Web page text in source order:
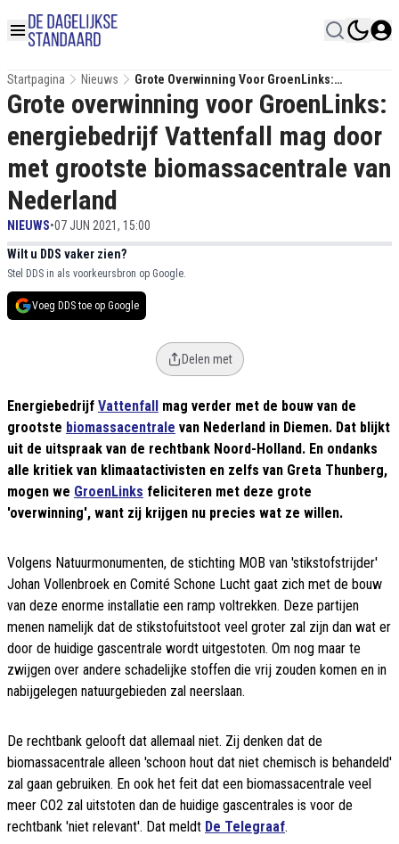
Startpagina Nieuws
Grote Overwinning Voor GroenLinks:
Energiebedrijf Vattenfall Mag Door Met
Grootste Biomassacentrale Van Nederland
Grote overwinning voor GroenLinks:
energiebedrijf Vattenfall mag door
met grootste biomassacentrale van
Nederland
NIEUWS•07 JUN 2021, 15:00
Wilt u DDS vaker zien?
Stel DDS in als voorkeursbron op Google.
Voeg DDS toe op Google
Delen met
Energiebedrijf Vattenfall
mag verder met de bouw van de
grootste biomassacentrale van Nederland in Diemen. Dat blijkt
uit de uitspraak van de rechtbank Noord-Holland. En ondanks
alle kritiek van klimaatactivisten en zelfs van Greta Thunberg,
mogen we GroenLinks feliciteren met deze grote
'overwinning', want zij krijgen nu precies wat ze willen.
Volgens Natuurmonumenten, de stichting MOB van 'stikstofstrijder'
Johan Vollenbroek en Comité Schone Lucht gaat zich met de bouw
van deze enorme installatie een ramp voltrekken. Deze partijen
menen namelijk dat de stikstofuitstoot veel groter zal zijn dan wat er
door de huidige gascentrale wordt uitgestoten. Om nog maar te
zwijgen over andere schadelijke stoffen die vrij zouden komen en in
nabijgelegen natuurgebieden zal neerslaan.
De rechtbank gelooft dat allemaal niet. Zij denken dat de
biomassacentrale alleen 'schoon hout dat niet chemisch is behandeld'
zal gaan gebruiken. En ook het feit dat een biomassacentrale veel
meer CO2 zal uitstoten dan de huidige gascentrales is voor de
rechtbank 'niet relevant'. Dat meldt De Telegraaf.